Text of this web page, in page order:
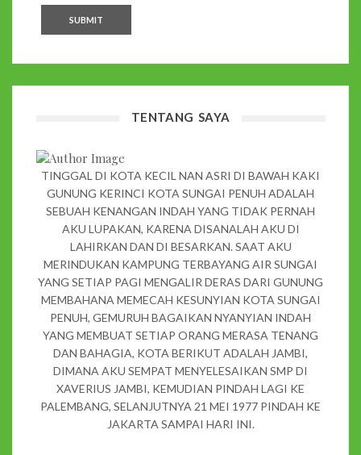
TENTANG SAYA
TINGGAL DI KOTA KECIL NAN ASRI DI BAWAH KAKI
GUNUNG KERINCI KOTA SUNGAI PENUH ADALAH
SEBUAH KENANGAN INDAH YANG TIDAK PERNAH
AKU LUPAKAN, KARENA DISANALAH AKU DI
LAHIRKAN DAN DI BESARKAN. SAAT AKU
MERINDUKAN KAMPUNG TERBAYANG AIR SUNGAI
YANG SETIAP PAGI MENGALIR DERAS DARI GUNUNG
MEMBAHANA MEMECAH KESUNYIAN KOTA SUNGAI
PENUH, GEMURUH BAGAIKAN NYANYIAN INDAH
YANG MEMBUAT SETIAP ORANG MERASA TENANG
DAN BAHAGIA, KOTA BERIKUT ADALAH JAMBI,
DIMANA AKU SEMPAT MENYELESAIKAN SMP DI
XAVERIUS JAMBI, KEMUDIAN PINDAH LAGI KE
PALEMBANG, SELANJUTNYA 21 MEI 1977 PINDAH KE
JAKARTA SAMPAI HARI INI.